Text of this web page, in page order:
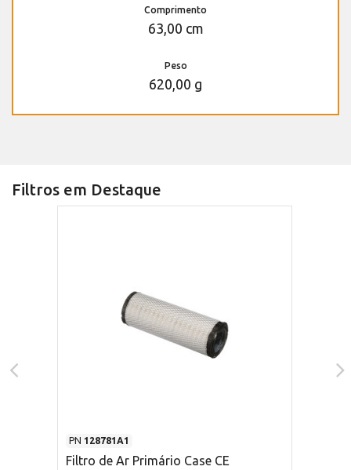
Comprimento
63,00 cm
Peso
620,00 g
Filtros em Destaque
PN 128781A1
Filtro de Ar Primário Case CE